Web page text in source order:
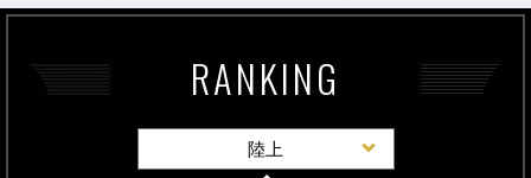
RANKING
陸上